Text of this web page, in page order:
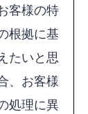
客様の特
根拠に基
たいと思
、お客様
処理に異